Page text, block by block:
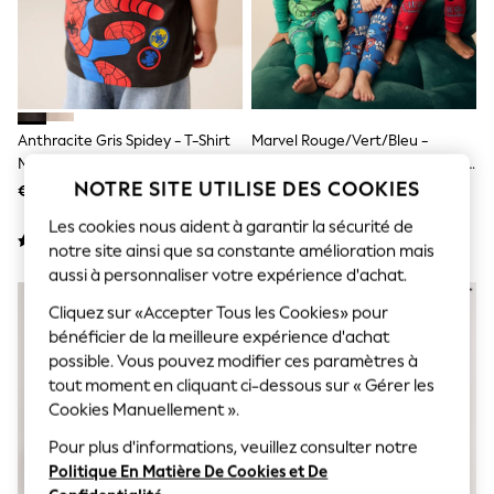
Sunglasses
Men's Holiday Shop
All Swimwear
Accessories
Bags & Luggage
Footwear
Hats
Linen Collection
Polo Shirts
Sandals & Flipflops
Shirts
Shorts
Sunglasses
Vests
Boys Holiday Shop
All Swimwear
Ponchos & Toweling sets
Sun Hats & Caps
Rash Vests
Sandals & Sliders
Shirts
Anthracite Gris Spidey - T-Shirt
Marvel En Coton À Manches
Courtes (3mois À8ans)
€ 11 - € 13
Marvel Rouge/Vert/Bleu -
8yrs)
€ 40 - € 47
NOTRE SITE UTILISE DES COOKIES
Les cookies nous aident à garantir la sécurité de
notre site ainsi que sa constante amélioration mais
aussi à personnaliser votre expérience d'achat.
Cliquez sur «Accepter Tous les Cookies» pour
bénéficier de la meilleure expérience d'achat
possible. Vous pouvez modifier ces paramètres à
tout moment en cliquant ci-dessous sur « Gérer les
Cookies Manuellement ».
Pour plus d'informations, veuillez consulter notre
Politique En Matière De Cookies et De